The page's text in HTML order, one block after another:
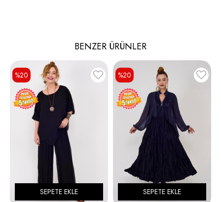
BENZER ÜRÜNLER
SEPETE EKLE
%20
SEPETE EKLE
%20